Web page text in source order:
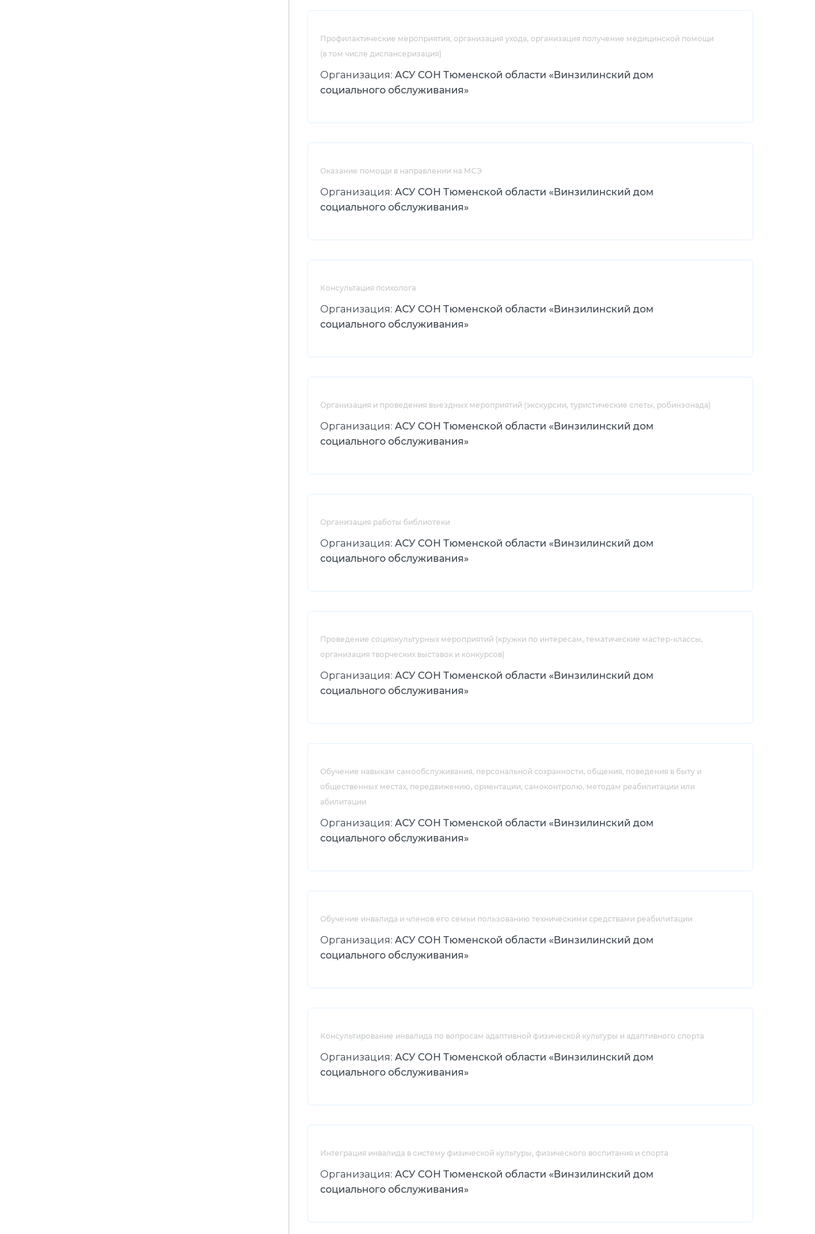
Профилактические мероприятия, организация ухода, организация получение медицинской помощи
(в том числе диспансеризация)
Организация: АСУ СОН Тюменской области «Винзилинский дом
социального обслуживания»
Оказание помощи в направлении на МСЭ
Организация: АСУ СОН Тюменской области «Винзилинский дом
социального обслуживания»
Консультация психолога
Организация: АСУ СОН Тюменской области «Винзилинский дом
социального обслуживания»
Организация и проведения выездных мероприятий (экскурсии, туристические слеты, робинзонада)
Организация: АСУ СОН Тюменской области «Винзилинский дом
социального обслуживания»
Организация работы библиотеки
Организация: АСУ СОН Тюменской области «Винзилинский дом
социального обслуживания»
Проведение социокультурных мероприятий (кружки по интересам, тематические мастер-классы,
организация творческих выставок и конкурсов)
Организация: АСУ СОН Тюменской области «Винзилинский дом
социального обслуживания»
Обучение навыкам самообслуживания, персональной сохранности, общения, поведения в быту и
общественных местах, передвижению, ориентации, самоконтролю, методам реабилитации или
абилитации
Организация: АСУ СОН Тюменской области «Винзилинский дом
социального обслуживания»
Обучение инвалида и членов его семьи пользованию техническими средствами реабилитации
Организация: АСУ СОН Тюменской области «Винзилинский дом
социального обслуживания»
Консультирование инвалида по вопросам адаптивной физической культуры и адаптивного спорта
Организация: АСУ СОН Тюменской области «Винзилинский дом
социального обслуживания»
Интеграция инвалида в систему физической культуры, физического воспитания и спорта
Организация: АСУ СОН Тюменской области «Винзилинский дом
социального обслуживания»